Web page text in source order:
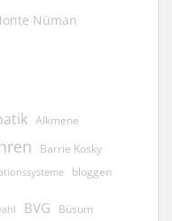
Nüman
Alkmene
Barrie Kosky
bloggen
BVG Büsum